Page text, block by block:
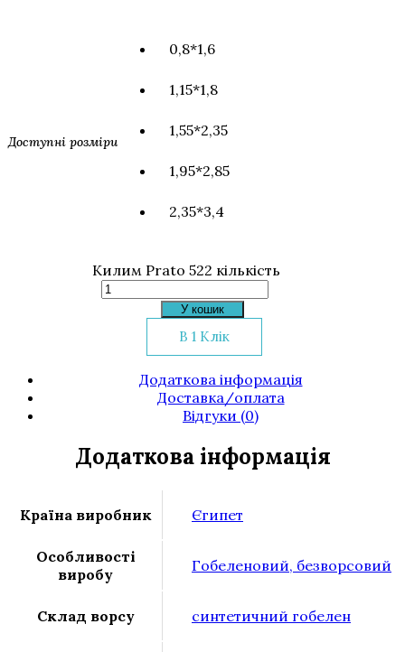
Доступні розміри
0,8*1,6
1,15*1,8
1,55*2,35
1,95*2,85
2,35*3,4
Килим Prato 522 кількість
У кошик
В 1 Клік
Додаткова інформація
Доставка/оплата
Відгуки (0)
Додаткова інформація
Країна виробник Єгипет
Особливості
виробу
Гобеленовий, безворсовий
Склад ворсу синтетичний гобелен